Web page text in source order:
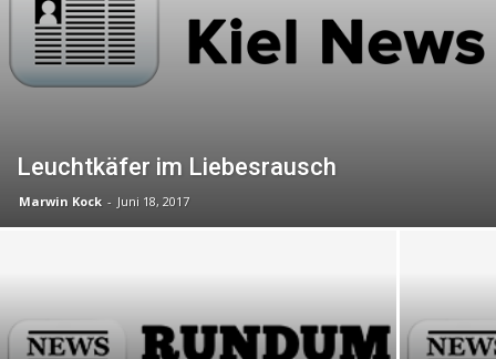
Leuchtkäfer im Liebesrausch
Marwin Kock - Juni 18, 2017